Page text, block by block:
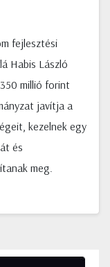
fejlesztési
Habis László
millió forint
javítja a
kezelnek egy
és
meg.